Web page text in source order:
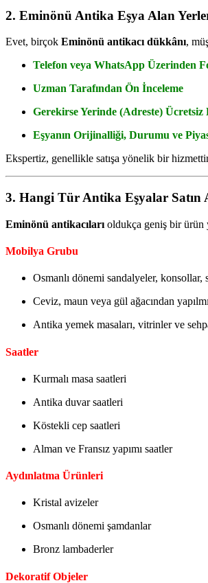
2. Eminönü Antika Eşya Alan
Evet, birçok Eminönü antikacı dükkânı,
Telefon veya WhatsApp Üzerinden
Uzman Tarafından Ön İnceleme
Gerekirse Yerinde (Adreste) Ücretsiz
Eşyanın Orijinalliği, Durumu ve
Ekspertiz, genellikle satışa yönelik bir
3. Hangi Tür Antika Eşyalar Satın
Eminönü antikacıları oldukça geniş bir ürün
Mobilya Grubu
Osmanlı dönemi sandalyeler, konsollar,
Ceviz, maun veya gül ağacından
Antika yemek masaları, vitrinler ve
Saatler
Kurmalı masa saatleri
Antika duvar saatleri
Köstekli cep saatleri
Alman ve Fransız yapımı saatler
Aydınlatma Ürünleri
Kristal avizeler
Osmanlı dönemi şamdanlar
Bronz lambaderler
Dekoratif Objeler